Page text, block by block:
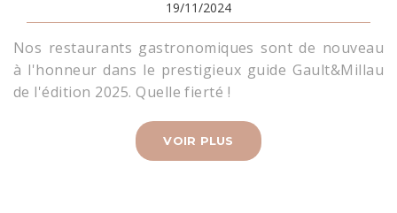
19/11/2024
Nos restaurants gastronomiques sont de nouveau
à l'honneur dans le prestigieux guide Gault&Millau
de l'édition 2025. Quelle fierté !
VOIR PLUS